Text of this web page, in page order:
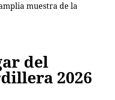
muestra de la
del
2026